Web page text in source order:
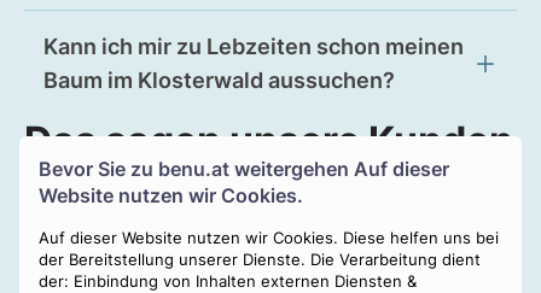
Bevor Sie zu benu.at weitergehen Auf dieser
Website nutzen wir Cookies.
Auf dieser Website nutzen wir Cookies. Diese helfen uns bei
der Bereitstellung unserer Dienste. Die Verarbeitung dient
der: Einbindung von Inhalten externen Diensten &
Kann ich mir zu Lebzeiten schon meinen
Baum im Klosterwald aussuchen?
Das sagen unsere Kunden
Torsten B.aus Wien viaMail:★★★★★
anspruchsvolle Aufgabe mit unserem verstorbenen
Vater übernehmen kann.